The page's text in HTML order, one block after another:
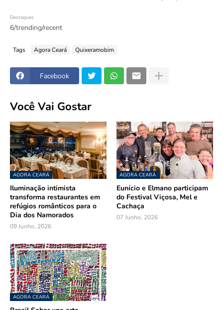
Destaques
6/trending/recent
Tags Agora Ceará Quixeramobim
Facebook
Você Vai Gostar
AGORA CEARÁ
Iluminação intimista
transforma restaurantes em
refúgios românticos para o
Dia dos Namorados
09 Junho, 2026
AGORA CEARÁ
Eunício e Elmano participam
do Festival Viçosa, Mel e
Cachaça
07 Junho, 2026
AGORA CEARÁ